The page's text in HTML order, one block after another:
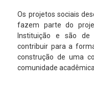
Os projetos sociais
fazem parte do
Instituição e são de
contribuir para a
construção de uma
comunidade acadêmica.